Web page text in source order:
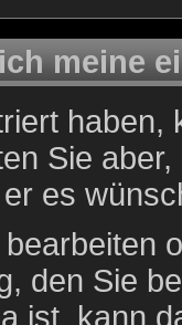
meine
haben,
Sie
es
den Sie
ist, kann